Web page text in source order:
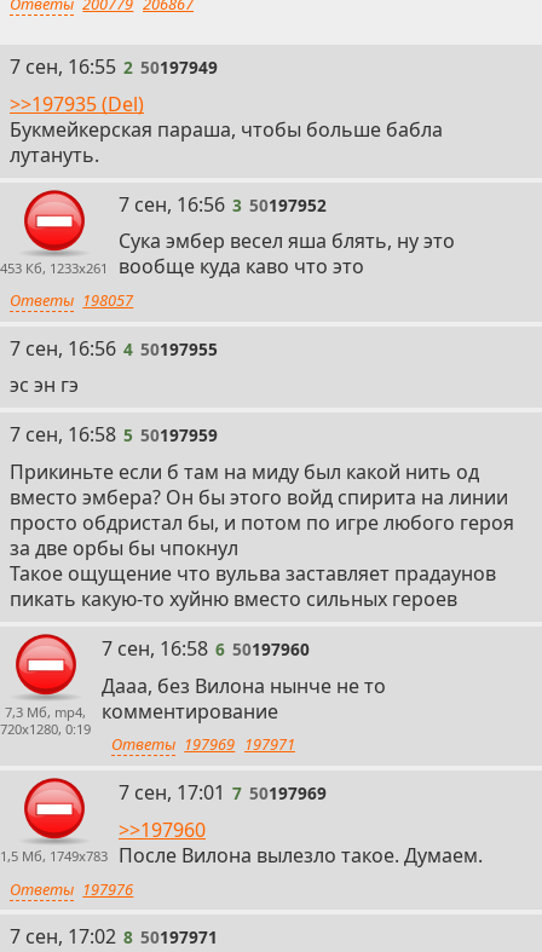
2
7 сен, 16:55 2 50197949
>>197935 (Del)
Букмейкерская параша, чтобы больше бабла
лутануть.
453 Кб, 1233x261
3
7 сен, 16:56 3 50197952
Сука эмбер весел яша блять, ну это
вообще куда каво что это
Ответы 198057
4
7 сен, 16:56 4 50197955
эс эн гэ
5
7 сен, 16:58 5 50197959
Прикиньте если б там на миду был какой нить од
вместо эмбера? Он бы этого войд спирита на линии
просто обдристал бы, и потом по игре любого героя
за две орбы бы чпокнул
Такое ощущение что вульва заставляет прадаунов
пикать какую-то хуйню вместо сильных героев
7,3 Мб, mp4,
720x1280, 0:19
6
7 сен, 16:58 6 50197960
Дааа, без Вилона нынче не то
комментирование
Ответы 197969 197971
1,5 Мб, 1749x783
7
7 сен, 17:01 7 50197969
>>197960
После Вилона вылезло такое. Думаем.
Ответы 197976
8
7 сен, 17:02 8 50197971